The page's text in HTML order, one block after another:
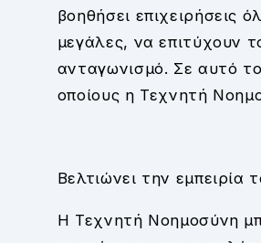
βοηθήσει επιχειρήσεις
μεγάλες, να επιτύχουν
ανταγωνισμό. Σε αυτό
οποίους η Τεχνητή
Βελτιώνει την εμπειρία
Η Τεχνητή Νοημοσύνη